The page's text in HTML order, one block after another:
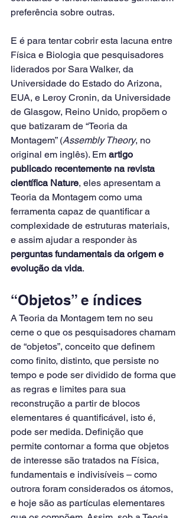
preferência sobre outras.
E é para tentar cobrir esta lacuna entre
Física e Biologia que pesquisadores
liderados por Sara Walker, da
Universidade do Estado do Arizona,
EUA, e Leroy Cronin, da Universidade
de Glasgow, Reino Unido, propõem o
que batizaram de “Teoria da
Montagem” (Assembly Theory, no
original em inglês). Em artigo
publicado recentemente na revista
científica Nature, eles apresentam a
Teoria da Montagem como uma
ferramenta capaz de quantificar a
complexidade de estruturas materiais,
e assim ajudar a responder às
perguntas fundamentais da origem e
evolução da vida.
“Objetos” e índices
A Teoria da Montagem tem no seu
cerne o que os pesquisadores chamam
de “objetos”, conceito que definem
como finito, distinto, que persiste no
tempo e pode ser dividido de forma que
as regras e limites para sua
reconstrução a partir de blocos
elementares é quantificável, isto é,
pode ser medida. Definição que
permite contornar a forma que objetos
de interesse são tratados na Física,
fundamentais e indivisíveis – como
outrora foram considerados os átomos,
e hoje são as partículas elementares